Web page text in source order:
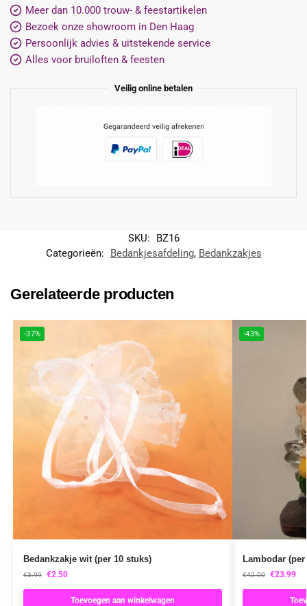
Meer dan 10.000 trouw- & feestartikelen
Bezoek onze showroom in Den Haag
Persoonlijk advies & uitstekende service
Alles voor bruiloften & feesten
Veilig online betalen
SKU:
BZ16
Categorieën:
Bedankjesafdeling, Bedankzakjes
Gerelateerde producten
-37%
Bedankzakje wit (per 10 stuks)
€3.99 €2.50
Toevoegen aan winkelwagen
-43%
Lambodar (per
€42.00 €23.99